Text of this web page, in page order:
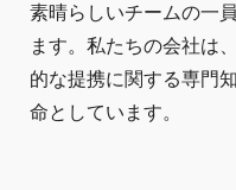
素晴らしいチームの一
ます。私たちの会社は
的な提携に関する専門
命としています。